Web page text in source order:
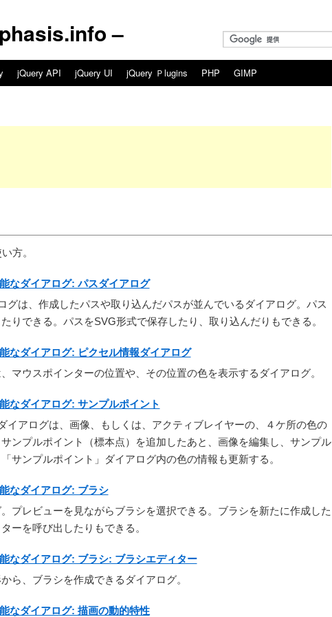
–
jQuery API jQuery UI jQuery Ｐlugins PHP GIMP
方。
なダイアログ: パスダイアログ
グは、作成したパスや取り込んだパスが並んでいるダイアログ。パス
りできる。パスをSVG形式で保存したり、取り込んだりもできる。
なダイアログ: ピクセル情報ダイアログ
マウスポインターの位置や、その位置の色を表示するダイアログ。
なダイアログ: サンプルポイント
イアログは、画像、もしくは、アクティブレイヤーの、４ケ所の色の
ンプルポイント（標本点）を追加したあと、画像を編集し、サンプル
サンプルポイント」ダイアログ内の色の情報も更新する。
なダイアログ: ブラシ
プレビューを見ながらブラシを選択できる。ブラシを新たに作成した
ーを呼び出したりもできる。
なダイアログ: ブラシ: ブラシエディター
ら、ブラシを作成できるダイアログ。
なダイアログ: 描画の動的特性